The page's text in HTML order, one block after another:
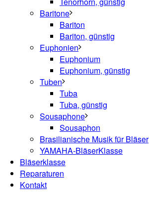
Baritone
Bariton
Bariton, günstig
Euphonien
Euphonium
Euphonium, günstig
Tuben
Tuba
Tuba, günstig
Sousaphone
Sousaphon
Brasilianische Musik für Bläser
YAMAHA-BläserKlasse
Bläserklasse
Reparaturen
Kontakt